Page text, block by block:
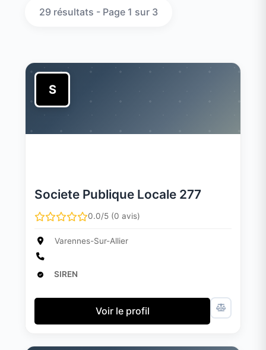
29 résultats - Page 1 sur 3
S
Societe Publique Locale 277
0.0/5 (0 avis)
Varennes-Sur-Allier
SIREN
Voir le profil